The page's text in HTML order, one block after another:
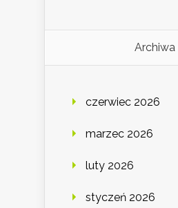
Archiwa
czerwiec 2026
marzec 2026
luty 2026
styczeń 2026